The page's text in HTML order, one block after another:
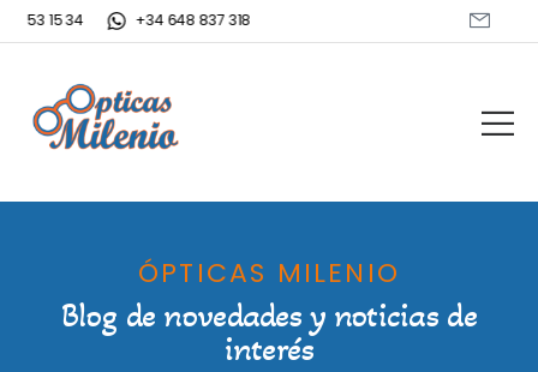
53 15 34 +34 648 837 318
ÓPTICAS MILENIO
Blog de novedades y noticias de
interés